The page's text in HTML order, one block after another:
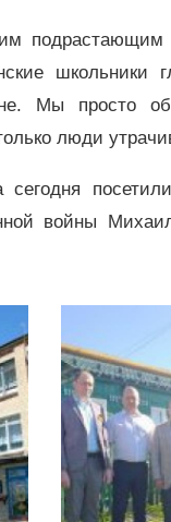
подрастающим
школьники
Мы просто
люди
сегодня
войны